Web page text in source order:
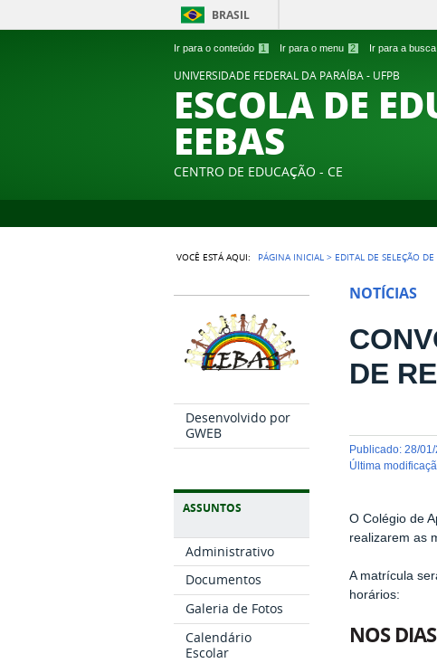
Ir para o conteúdo 1 Ir para o menu 2 Ir para a busca
BRASIL
UNIVERSIDADE FEDERAL DA PARAÍBA - UFPB
ESCOLA DE
EEBAS
CENTRO DE EDUCAÇÃO - CE
VOCÊ ESTÁ AQUI: PÁGINA INICIAL > EDITAL DE SELEÇÃO
Desenvolvido por
GWEB
ASSUNTOS
Administrativo
Documentos
Galeria de Fotos
Calendário
Escolar
NOTÍCIAS
DE
publicado:28/01/
última
O Colégio de
realizarem as
A matrícula
horários:
NOS